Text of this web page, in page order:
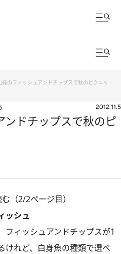
発のフィッシュアンドチップスで秋のピクニッ
2012.11.5
ンドチップスで秋のピ
（2/2ページ目）
ッシュ
ィッシュアンドチップスが1
けれど、白身魚の種類で選べ